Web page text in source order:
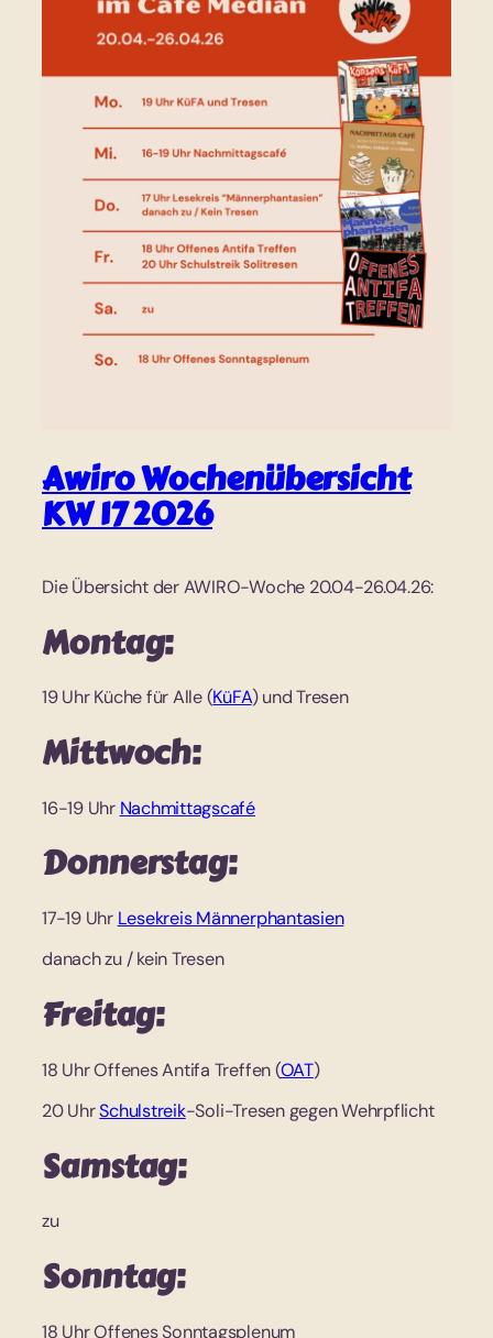
Awiro Wochenübersicht
KW 17 2026
Die Übersicht der AWIRO-Woche 20.04-26.04.26:
Montag:
19 Uhr Küche für Alle (KüFA) und Tresen
Mittwoch:
16-19 Uhr Nachmittagscafé
Donnerstag:
17-19 Uhr Lesekreis Männerphantasien
danach zu / kein Tresen
Freitag:
18 Uhr Offenes Antifa Treffen (OAT)
20 UhrSchulstreik-Soli-Tresen gegen Wehrpflicht
Samstag:
zu
Sonntag:
18 Uhr Offenes Sonntagsplenum